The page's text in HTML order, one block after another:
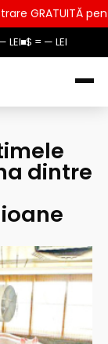
LEI $ = — LEI
copii, elevi și
dintre